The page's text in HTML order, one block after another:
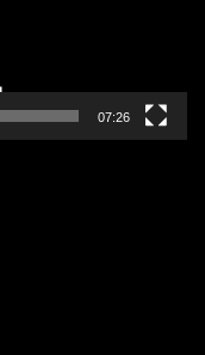
07:26